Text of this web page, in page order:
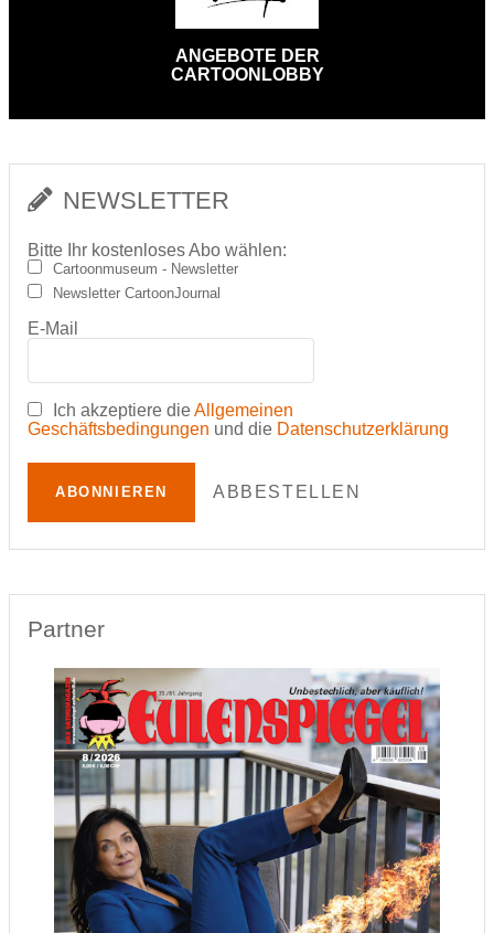
ANGEBOTE DER
CARTOONLOBBY
NEWSLETTER
Bitte Ihr kostenloses Abo wählen:
Cartoonmuseum - Newsletter
Newsletter CartoonJournal
E-Mail
Ich akzeptiere dieAllgemeinen
Geschäftsbedingungen und die Datenschutzerklärung
ABONNIEREN ABBESTELLEN
Partner